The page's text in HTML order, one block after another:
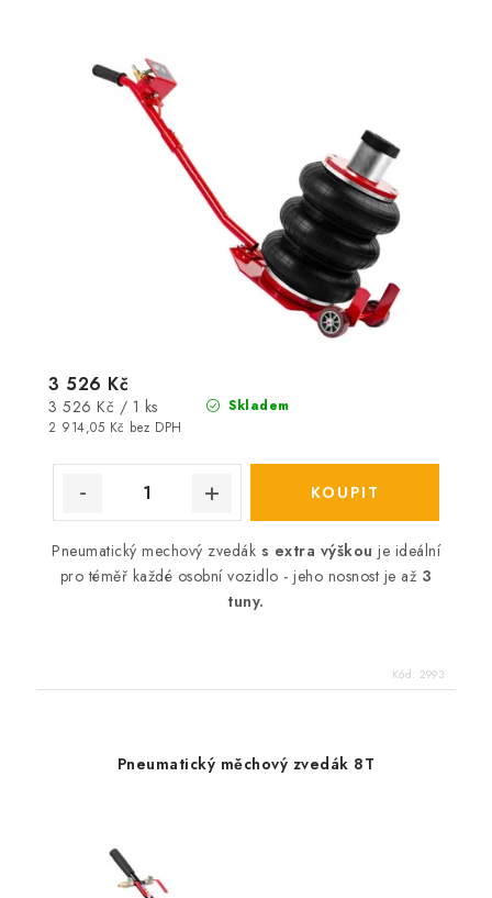
Skladem
2 914,05 Kč bez DPH
3 526 Kč
Měrná
cena:
3 526 Kč / 1 ks
Pneumatický mechový zvedák s extra výškou je ideální
pro téměř každé osobní vozidlo - jeho nosnost je až 3
tuny.
Kód: 2993
Pneumatický měchový zvedák 8T